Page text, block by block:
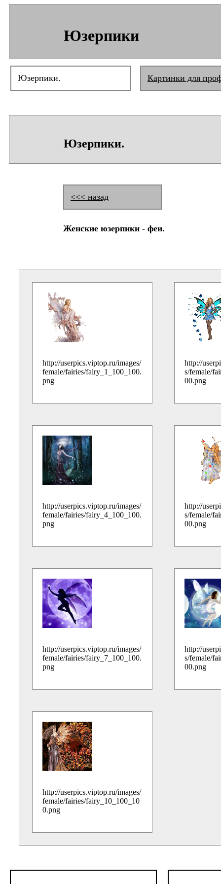
Юзерпики
Юзерпики. Картинки для
Юзерпики.
<<< назад
Женские юзерпики - феи.
http://userpics.viptop.ru/images/
female/fairies/fairy_1_100_100.
png
http://
s/female/
00.png
http://userpics.viptop.ru/images/
female/fairies/fairy_4_100_100.
png
http://
s/female/
00.png
http://userpics.viptop.ru/images/
female/fairies/fairy_7_100_100.
png
http://
s/female/
00.png
http://userpics.viptop.ru/images/
female/fairies/fairy_10_100_10
0.png